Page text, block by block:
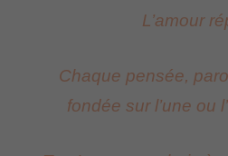
L’amour
Chaque pensée,
fondée sur l’une ou